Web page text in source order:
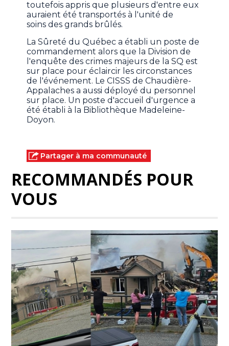
toutefois appris que plusieurs d'entre eux
auraient été transportés à l'unité de
soins des grands brûlés.
La Sûreté du Québec a établi un poste de
commandement alors que la Division de
l'enquête des crimes majeurs de la SQ est
sur place pour éclaircir les circonstances
de l'événement. Le CISSS de Chaudière-
Appalaches a aussi déployé du personnel
sur place. Un poste d'accueil d'urgence a
été établi à la Bibliothèque Madeleine-
Doyon.
Partager à ma communauté
RECOMMANDÉS POUR
VOUS